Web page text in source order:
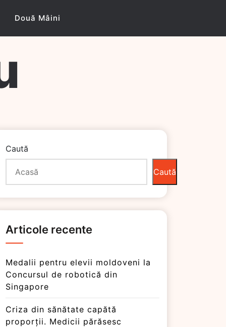
Două Mâini
Caută
Caută
Articole recente
Medalii pentru elevii moldoveni la
Concursul de robotică din
Singapore
Criza din sănătate capătă
proporții. Medicii părăsesc